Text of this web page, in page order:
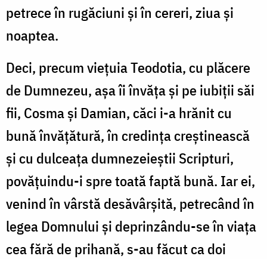
petrece în rugăciuni și în cereri, ziua și
noaptea.
Deci, precum viețuia Teodotia, cu plăcere
de Dumnezeu, așa îi învăța și pe iubiții săi
fii, Cosma și Damian, căci i-a hrănit cu
bună învățătură, în credința creștinească
și cu dulceața dumnezeieștii Scripturi,
povățuindu-i spre toată faptă bună. Iar ei,
venind în vârstă desăvârșită, petrecând în
legea Domnului și deprinzându-se în viața
cea fără de prihană, s-au făcut ca doi